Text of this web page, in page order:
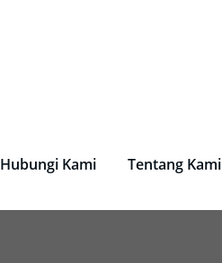
Hubungi Kami Tentang Kami